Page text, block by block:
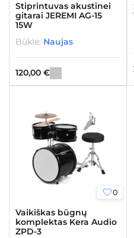
Stiprintuvas akustinei
gitarai JEREMI AG-15
15W
Būklė: Naujas
120,00 €
0
Vaikiškas būgnų
komplektas Kera Audio
ZPD-3